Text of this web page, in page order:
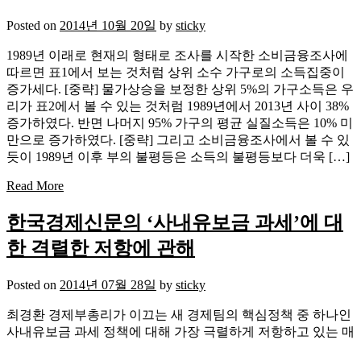
Posted on 2014년 10월 20일 by sticky
1989년 이래로 현재의 형태로 조사를 시작한 소비금융조사에
따르면 표1에서 보는 것처럼 상위 소수 가구로의 소득집중이
증가세다. [중략] 물가상승을 보정한 상위 5%의 가구소득은 우
리가 표2에서 볼 수 있는 것처럼 1989년에서 2013년 사이 38%
증가하였다. 반면 나머지 95% 가구의 평균 실질소득은 10% 미
만으로 증가하였다. [중략] 그리고 소비금융조사에서 볼 수 있
듯이 1989년 이후 부의 불평등은 소득의 불평등보다 더욱 […]
Read More
한국경제신문의 ‘사내유보금 과세’에 대
한 격렬한 저항에 관해
Posted on 2014년 07월 28일 by sticky
최경환 경제부총리가 이끄는 새 경제팀의 핵심정책 중 하나인
사내유보금 과세 정책에 대해 가장 극렬하게 저항하고 있는 매